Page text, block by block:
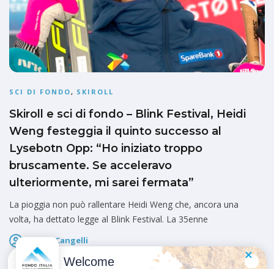
SCI DI FONDO, SKIROLL
Skiroll e sci di fondo – Blink Festival, Heidi
Weng festeggia il quinto successo al
Lysebotn Opp: “Ho iniziato troppo
bruscamente. Se acceleravo
ulteriormente, mi sarei fermata”
La pioggia non può rallentare Heidi Weng che, ancora una
volta, ha dettato legge al Blink Festival. La 35enne
Marco Cangelli
Pubblicato il
Welcome